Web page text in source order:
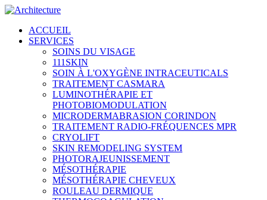
ACCUEIL
SERVICES
SOINS DU VISAGE
111SKIN
SOIN À L'OXYGÈNE INTRACEUTICALS
TRAITEMENT CASMARA
LUMINOTHÉRAPIE ET
PHOTOBIOMODULATION
MICRODERMABRASION CORINDON
TRAITEMENT RADIO-FRÉQUENCES MPR
CRYOLIFT
SKIN REMODELING SYSTEM
PHOTORAJEUNISSEMENT
MÉSOTHÉRAPIE
MÉSOTHÉRAPIE CHEVEUX
ROULEAU DERMIQUE